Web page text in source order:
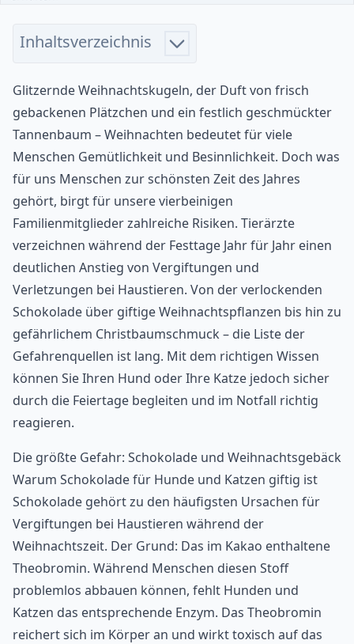
Glitzernde Weihnachtskugeln, der Duft von frisch
gebackenen Plätzchen und ein festlich geschmückter
Tannenbaum – Weihnachten bedeutet für viele
Menschen Gemütlichkeit und Besinnlichkeit. Doch was
für uns Menschen zur schönsten Zeit des Jahres
gehört, birgt für unsere vierbeinigen
Familienmitglieder zahlreiche Risiken. Tierärzte
verzeichnen während der Festtage Jahr für Jahr einen
deutlichen Anstieg von Vergiftungen und
Verletzungen bei Haustieren. Von der verlockenden
Schokolade über giftige Weihnachtspflanzen bis hin zu
gefährlichem Christbaumschmuck – die Liste der
Gefahrenquellen ist lang. Mit dem richtigen Wissen
können Sie Ihren Hund oder Ihre Katze jedoch sicher
durch die Feiertage begleiten und im Notfall richtig
reagieren.
Die größte Gefahr: Schokolade und Weihnachtsgebäck
Warum Schokolade für Hunde und Katzen giftig ist
Schokolade gehört zu den häufigsten Ursachen für
Vergiftungen bei Haustieren während der
Weihnachtszeit. Der Grund: Das im Kakao enthaltene
Theobromin. Während Menschen diesen Stoff
problemlos abbauen können, fehlt Hunden und
Katzen das entsprechende Enzym. Das Theobromin
reichert sich im Körper an und wirkt toxisch auf das
Inhaltsverzeichnis